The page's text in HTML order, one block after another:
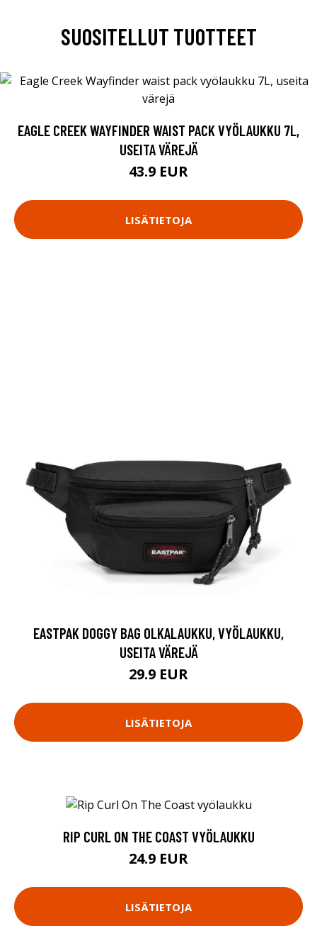
SUOSITELLUT TUOTTEET
EAGLE CREEK WAYFINDER WAIST PACK VYÖLAUKKU 7L,
USEITA VÄREJÄ
43.9 EUR
LISÄTIETOJA
EASTPAK DOGGY BAG OLKALAUKKU, VYÖLAUKKU,
USEITA VÄREJÄ
29.9 EUR
LISÄTIETOJA
RIP CURL ON THE COAST VYÖLAUKKU
24.9 EUR
LISÄTIETOJA